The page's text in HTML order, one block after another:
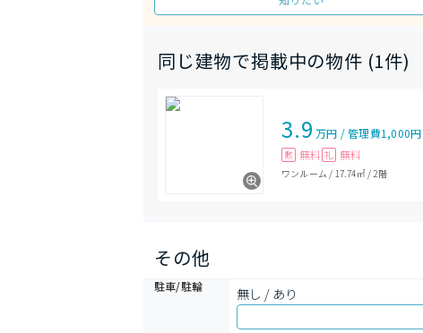
同じ建物で掲載中の物件 (1件)
3.9 万円 /管理費1,000円
敷 無料 礼 無料
ワンルーム / 17.74㎡/ 2階
その他
駐車/駐輪 無し / あり